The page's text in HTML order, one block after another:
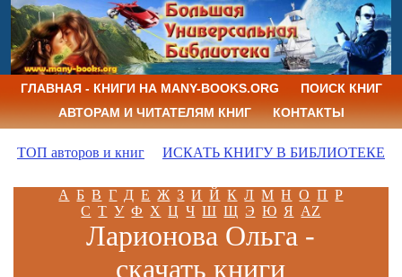
ГЛАВНАЯ - КНИГИ НА MANY-BOOKS.ORG
ПОИСК КНИГ
АВТОРАМ И ЧИТАТЕЛЯМ КНИГ
КОНТАКТЫ
ТОП авторов и книг ИСКАТЬ КНИГУ В БИБЛИОТЕКЕ
А Б В Г Д Е Ж З И Й К Л М Н О П Р
С Т У Ф Х Ц Ч Ш Щ Э Ю Я AZ
Ларионова Ольга -
скачать книги